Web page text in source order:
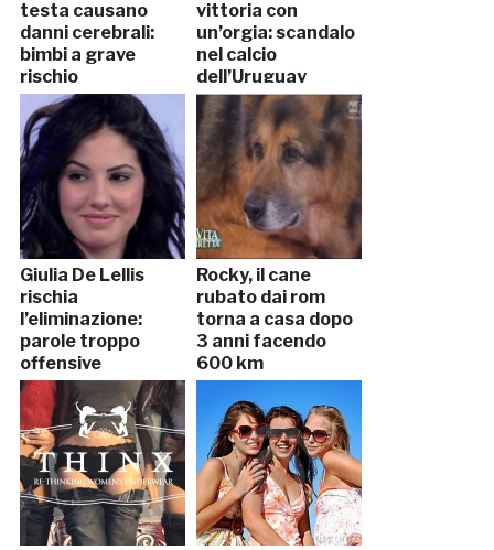
testa causano
danni cerebrali:
bimbi a grave
rischio
vittoria con
un’orgia: scandalo
nel calcio
dell’Uruguay
Giulia De Lellis
rischia
l’eliminazione:
parole troppo
offensive
Rocky, il cane
rubato dai rom
torna a casa dopo
3 anni facendo
600 km